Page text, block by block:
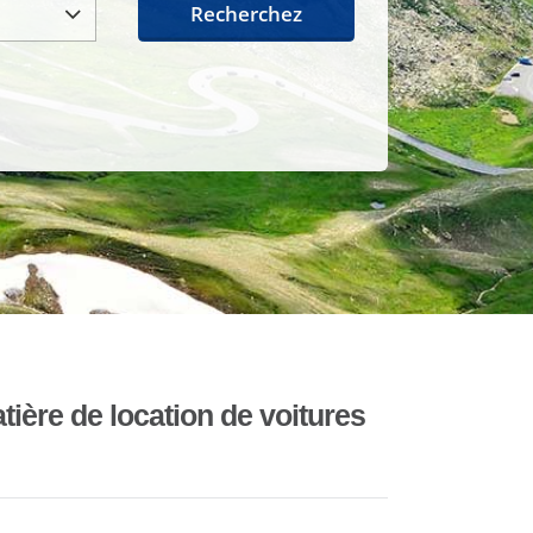
Recherchez
de location de voitures